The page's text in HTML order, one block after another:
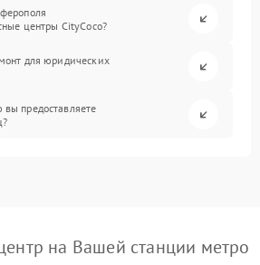
центры CityCoco?
для юридических
предоставляете
на Вашей станции метро